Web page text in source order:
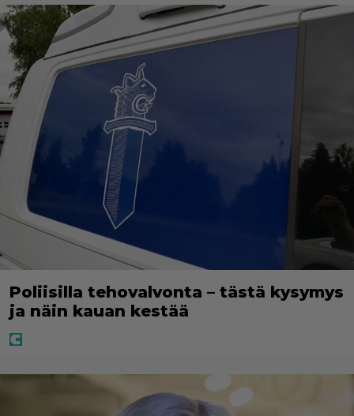
Poliisilla tehovalvonta – tästä kysymys
ja näin kauan kestää